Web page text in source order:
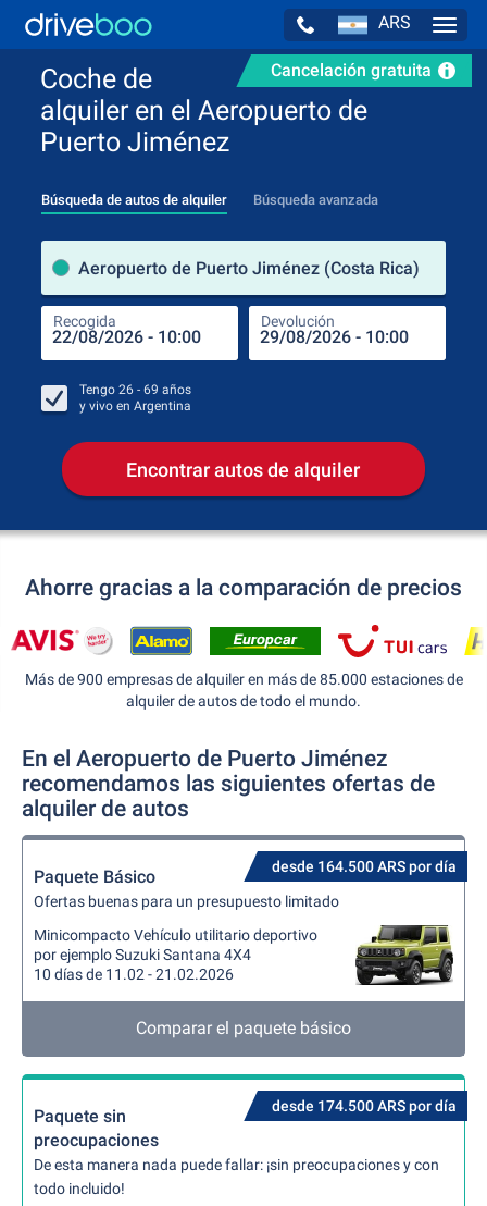
ARS
Cancelación gratuita
Coche de
alquiler en el Aeropuerto de
Puerto Jiménez
Búsqueda de autos de alquiler Búsqueda avanzada
Aeropuerto de Puerto Jiménez (Costa Rica)
Recogida Devolución
Tengo 26 - 69 años
y vivo en Argentina
Encontrar autos de alquiler
Ahorre gracias a la comparación de precios
Más de 900 empresas de alquiler en más de 85.000 estaciones de
alquiler de autos de todo el mundo.
En el Aeropuerto de Puerto Jiménez
recomendamos las siguientes ofertas de
alquiler de autos
desde 164.500 ARS por día
Paquete Básico
Ofertas buenas para un presupuesto limitado
Minicompacto Vehículo utilitario deportivo
por ejemplo Suzuki Santana 4X4
10 días de 11.02 - 21.02.2026
Comparar el paquete básico
desde 174.500 ARS por día
Paquete sin
preocupaciones
De esta manera nada puede fallar: ¡sin preocupaciones y con
todo incluido!